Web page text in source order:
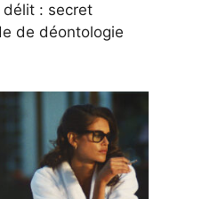
délit : secret
de déontologie